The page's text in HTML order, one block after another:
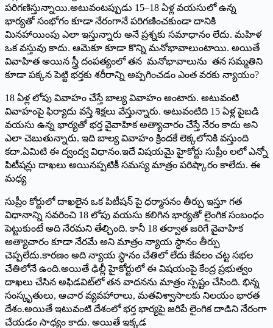
పరిగణిస్తున్నాయి.అటువంటప్పుడు 15–18 ఏళ్ల వయసులో ఉన్న
భార్యతో సంభోగం కూడా నేరంగానే పరిగణించకుండా దానికి
మినహాయింపు ఎలా ఇస్తున్నారు అనే ప్రశ్నకు సమాధానం లేదు. మహిళ
ఒక వస్తువు కాదు. ఆమెకూ కూడా కొన్ని మనోభావాలుంటాయి. అయితే
వివాహిత అయిన స్త్రీ దంపత్యంలో తన మనోభావాలును తన సమ్మతిని
కూడా పక్కన పెట్టి భర్తకు శరీరాన్ని అప్పగించడం ఎంత వరకు న్యాయం?
18 ఏళ్ల లోపు వివాహం చేస్తే బాల్య వివాహం అంటారు. అటువంటి
వివాహంపై ఫిర్యాదు వస్తే శిక్షలు వేస్తున్నారు. అటువంటిది 15 ఏళ్ల పైబడి
వయసు ఉన్న భార్యతో భర్త వైవాహిక అత్యాచారం చేస్తే నేరం కాదు అని
ఎలా చెబుతున్నారు. ఇది బాల్య వివాహం క్రిందకే లెక్కలోనికి వస్తుంది
కదా.ఏమిటి ఈ ద్వంద్వ విధానం.ఇదే విషయమై హైకోర్టు సుప్రీం లలో ఎన్నో
పిటీషన్లు దాఖలు అయినప్పటికీ సమస్య మాత్రం పరిష్కారం కాలేదు. ఈ
మధ్య
సుప్రీం కోర్టులో దాఖలైన ఒక పిటీషన్ పై ధర్మాసనం తీర్పు ఇస్తూ గత
విధానాన్ని సవరించి 18 లోపు వయసు కలిగిన భార్యతో లైంగిక సంబంధం
పెట్టుకుంటే అది నేరమని తేల్చింది. కానీ 18 తర్వాత జరిగే వైవాహిక
అత్యాచారం కూడా నేరమే అని మాత్రం న్యాయ స్ధానం తీర్పు
చెప్పలేదు.కారణం అది న్యాయ స్ధానం చేతిలో లేదు కేవలం చట్ట సభల
చేతిలోనే ఉంది.అయితే ఢిల్లీ హైకోర్టులో ఈ విషయంపై కేంద్ర ప్రభుత్వం
దాఖలు చేసిన అఫిడవిట్‌లో తన వాదనను మాత్రం స్పష్టం చేసింది. భిన్న
సంస్కృతులు, ఆచార వ్యవహారాలు, మతవిశ్వాసాలకు నిలయం భారత
దేశం.అయితే ఇటువంటి దేశంలో భర్త భార్యపై జరిపే లైంగిక దాడిని నేరంగా
చేయడం సాధ్యం కాదు. అయితే ఇక్కడ